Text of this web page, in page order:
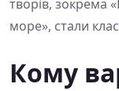
творів, зокрема
море», стали
Кому